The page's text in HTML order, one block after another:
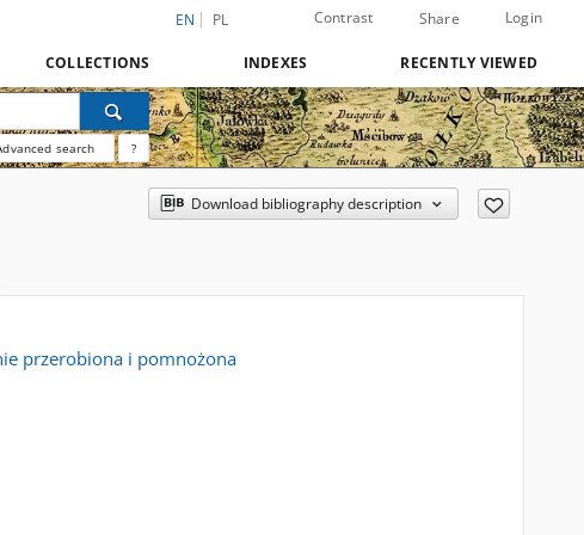
EN PL Contrast Share Login
COLLECTIONS INDEXES RECENTLY VIEWED
search ?
Download bibliography description
przerobiona i pomnożona